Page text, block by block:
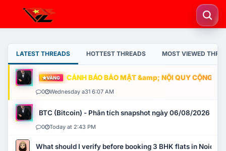
LATEST THREADS HOTTEST THREADS MOST VIEWED
VÀNG CẢNH BÁO BẢO MẬT &amp; NỘI QUY CỘNG
0 Wednesday a31 6:07 AM
BTC (Bitcoin) - Phân tích snapshot ngày 06/08/2026
0 Today at 2:43 PM
What should I verify before booking 3 BHK flats in Noida?